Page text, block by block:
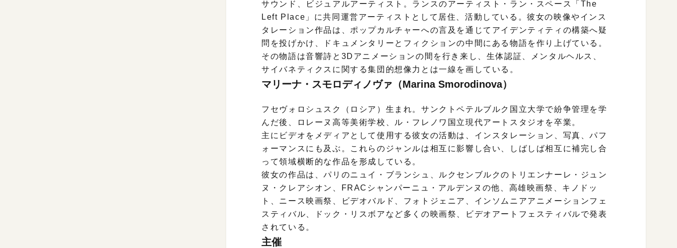
サウンド、ビジュアルアーティスト。ランスのアーティスト・ラン・スペース「The
Left Place」に共同運営アーティストとして居住、活動している。彼女の映像やインス
タレーション作品は、ポップカルチャーへの言及を通じてアイデンティティの構築へ疑
問を投げかけ、ドキュメンタリーとフィクションの中間にある物語を作り上げている。
その物語は音響詩と3Dアニメーションの間を行き来し、生体認証、メンタルヘルス、
サイバネティクスに関する集団的想像力とは一線を画している。
マリーナ・スモロディノヴァ（Marina Smorodinova）
フセヴォロシュスク（ロシア）生まれ。サンクトペテルブルク国立大学で紛争管理を学
んだ後、ロレーヌ高等美術学校、ル・フレノワ国立現代アートスタジオを卒業。
主にビデオをメディアとして使用する彼女の活動は、インスタレーション、写真、パフ
ォーマンスにも及ぶ。これらのジャンルは相互に影響し合い、しばしば相互に補完し合
って領域横断的な作品を形成している。
彼女の作品は、パリのニュイ・ブランシュ、ルクセンブルクのトリエンナーレ・ジュン
ヌ・クレアシオン、FRACシャンパーニュ・アルデンヌの他、高雄映画祭、キノドッ
ト、ニース映画祭、ビデオバルド、フォトジェニア、インソムニアアニメーションフェ
スティバル、ドック・リスボアなど多くの映画祭、ビデオアートフェスティバルで発表
されている。
主催